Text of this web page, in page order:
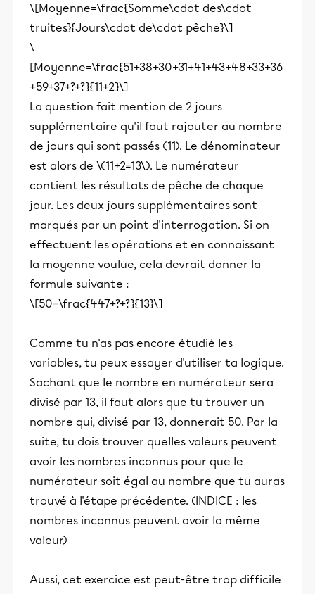
\[Moyenne=\frac{Somme\cdot des\cdot
truites}{Jours\cdot de\cdot pêche}\]
\
[Moyenne=\frac{51+38+30+31+41+43+48+33+36
+59+37+?+?}{11+2}\]
La question fait mention de 2 jours
supplémentaire qu'il faut rajouter au nombre
de jours qui sont passés (11). Le dénominateur
est alors de \(11+2=13\). Le numérateur
contient les résultats de pêche de chaque
jour. Les deux jours supplémentaires sont
marqués par un point d'interrogation. Si on
effectuent les opérations et en connaissant
la moyenne voulue, cela devrait donner la
formule suivante :
\[50=\frac{447+?+?}{13}\]
Comme tu n'as pas encore étudié les
variables, tu peux essayer d'utiliser ta logique.
Sachant que le nombre en numérateur sera
divisé par 13, il faut alors que tu trouver un
nombre qui, divisé par 13, donnerait 50. Par la
suite, tu dois trouver quelles valeurs peuvent
avoir les nombres inconnus pour que le
numérateur soit égal au nombre que tu auras
trouvé à l'étape précédente. (INDICE : les
nombres inconnus peuvent avoir la même
valeur)
Aussi, cet exercice est peut-être trop difficile